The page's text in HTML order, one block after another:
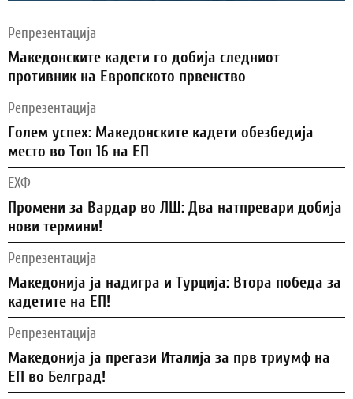
Репрезентација
Македонските кадети го добија следниот
противник на Европското првенство
Репрезентација
Голем успех: Македонските кадети обезбедија
место во Топ 16 на ЕП
ЕХФ
Промени за Вардар во ЛШ: Два натпревари добија
нови термини!
Репрезентација
Македонија ја надигра и Турција: Втора победа за
кадетите на ЕП!
Репрезентација
Македонија ја прегази Италија за прв триумф на
ЕП во Белград!